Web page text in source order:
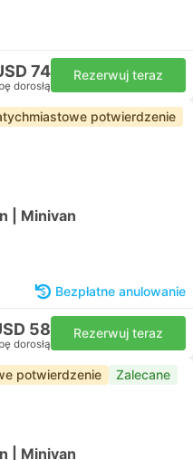
74
dorosłą
Rezerwuj teraz
potwierdzenie
| Minivan
Bezpłatne anulowanie
58
dorosłą
Rezerwuj teraz
potwierdzenie Zalecane
| Minivan